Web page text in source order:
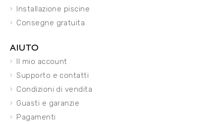
Installazione piscine
Consegne gratuita
AIUTO
Il mio account
Supporto e contatti
Condizioni di vendita
Guasti e garanzie
Pagamenti